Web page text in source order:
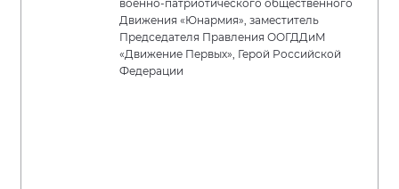
военно-патриотического общественного
Движения «Юнармия», заместитель
Председателя Правления ООГДДиМ
«Движение Первых», Герой Российской
Федерации